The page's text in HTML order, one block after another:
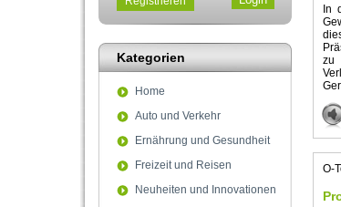
Kategorien
Home
Auto und Verkehr
Ernährung und Gesundheit
Freizeit und Reisen
Neuheiten und Innovationen
In
zu
O-